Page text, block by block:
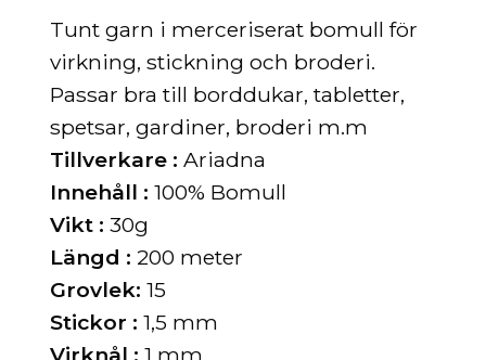
Tunt garn i merceriserat bomull för
virkning, stickning och broderi.
Passar bra till borddukar, tabletter,
spetsar, gardiner, broderi m.m
Tillverkare : Ariadna
Innehåll : 100% Bomull
Vikt : 30g
Längd : 200 meter
Grovlek: 15
Stickor : 1,5 mm